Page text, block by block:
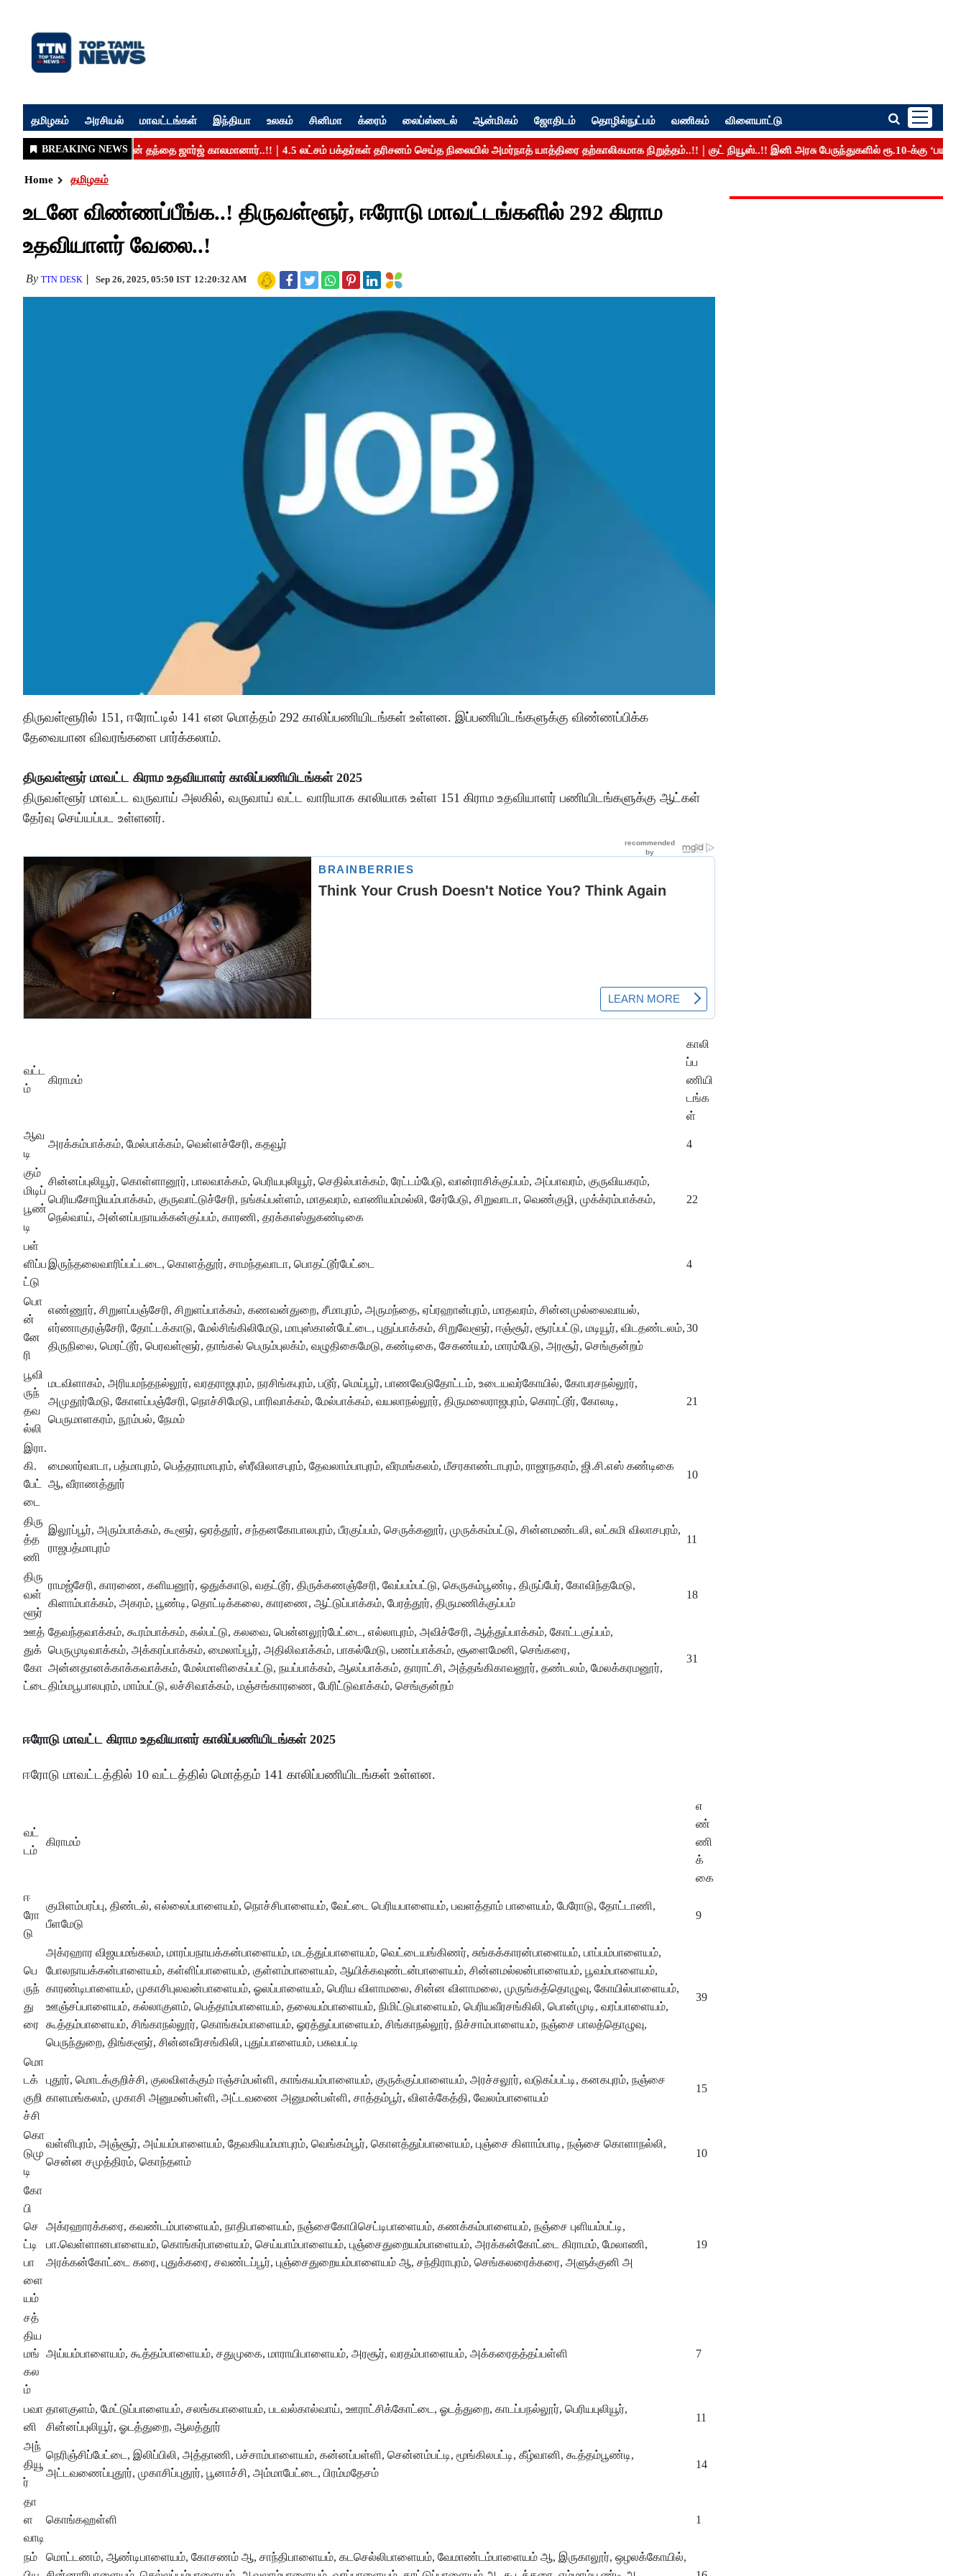
தமிழகம் அரசியல் மாவட்டங்கள் இந்தியா உலகம் சினிமா க்ரைம் லைப்ஸ்டைல் ஆன்மிகம் ஜோதிடம் தொழில்நுட்பம் வணிகம் விளையாட்டு
Home தமிழகம்
உடனே விண்ணப்பீங்க..! திருவள்ளூர், ஈரோடு மாவட்டங்களில் 292 கிராம
உதவியாளர் வேலை..!
By TTN DESK Sep 26, 2025, 05:50 IST 12:20:32 AM
திருவள்ளூரில் 151, ஈரோட்டில் 141 என மொத்தம் 292 காலிப்பணியிடங்கள் உள்ளன. இப்பணியிடங்களுக்கு விண்ணப்பிக்க
தேவையான விவரங்களை பார்க்கலாம்.
திருவள்ளூர் மாவட்ட கிராம உதவியாளர் காலிப்பணியிடங்கள் 2025
திருவள்ளூர் மாவட்ட வருவாய் அலகில், வருவாய் வட்ட வாரியாக காலியாக உள்ள 151 கிராம உதவியாளர் பணியிடங்களுக்கு ஆட்கள்
தேர்வு செய்யப்பட உள்ளனர்.
வட்ட
ம்
கிராமம்
காலி
ப்ப
ணியி
டங்க
ள்
ஆவ
டி
அரக்கம்பாக்கம், மேல்பாக்கம், வெள்ளச்சேரி, கதவூர் 4
கும்
மிடிப்
பூண்
டி
சின்னப்புலியூர், கொள்ளானூர், பாலவாக்கம், பெரியபுலியூர், செதில்பாக்கம், ரேட்டம்பேடு, வான்ராசிக்குப்பம், அப்பாவரம், குருவியகரம்,
பெரியசோழியம்பாக்கம், குருவாட்டுச்சேரி, நங்கப்பள்ளம், மாதவரம், வாணியம்மல்லி, சேர்பேடு, சிறுவாடா, வெண்குழி, முக்க்ரம்பாக்கம்,
நெல்வாய், அன்னப்பநாயக்கன்குப்பம், காரணி, தரக்காஸ்துகண்டிகை
22
பள்
ளிப்ப
ட்டு
இருந்தலைவாரிப்பட்டடை, கொளத்தூர், சாமந்தவாடா, பொதட்டூர்பேட்டை 4
பொ
ன்
னே
ரி
எண்ணூர், சிறுளப்பஞ்சேரி, சிறுளப்பாக்கம், கணவன்துறை, சீமாபுரம், அருமந்தை, ஏப்ரஹான்புரம், மாதவரம், சின்னமுல்லைவாயல்,
எர்ணாகுரஞ்சேரி, தோட்டக்காடு, மேல்சிங்கிலிமேடு, மாபுஸ்கான்பேட்டை, புதுப்பாக்கம், சிறுவேளூர், ஈஞ்சூர், சூரப்பட்டு, மடியூர், விடதண்டலம்,
திருநிலை, மெரட்டூர், பெரவள்ளூர், தாங்கல் பெரும்புலக்ம், வழுதிகைமேடு, கண்டிகை, சேகண்யம், மாரம்பேடு, அரசூர், செங்குன்றம்
30
பூவி
ருந்
தவ
ல்லி
மடவிளாகம், அரியமந்தநல்லூர், வரதராஜபுரம், நரசிங்கபுரம், படூர், மெய்பூர், பாணவேடுதோட்டம், உடையவர்கோயில், கோபரசநல்லூர்,
அமுதூர்மேடு, கோளப்பஞ்சேரி, நொச்சிமேடு, பாரிவாக்கம், மேல்பாக்கம், வயலாநல்லூர், திருமலைராஜபுரம், கொரட்டூர், கோலடி,
பெருமாளகரம், நூம்பல், நேமம்
21
இரா.
கி.
பேட்
டை
மைலார்வாடா, பத்மாபுரம், பெத்தராமாபுரம், ஸ்ரீவிலாசபுரம், தேவலாம்பாபுரம், வீரமங்கலம், மீசரகாண்டாபுரம், ராஜாநகரம், ஜி.சி.எஸ் கண்டிகை
ஆ, வீராணத்தூர்
10
திரு
த்த
ணி
இலூப்பூர், அரும்பாக்கம், கூளூர், ஒரத்தூர், சந்தனகோபாலபுரம், பீரகுப்பம், செருக்கனூர், முருக்கம்பட்டு, சின்னமண்டலி, லட்சுமி விலாசபுரம்,
ராஜபத்மாபுரம்
11
திரு
வள்
ளூர்
ராமஜ்சேரி, காரணை, களியனூர், ஒதுக்காடு, வதட்டூர், திருக்கணஞ்சேரி, வேப்பம்பட்டு, கெருகம்பூண்டி, திருப்பேர், கோவிந்தமேடு,
கிளாம்பாக்கம், அகரம், பூண்டி, தொட்டிக்கலை, காரணை, ஆட்டுப்பாக்கம், பேரத்தூர், திருமணிக்குப்பம்
18
ஊத்
துக்
கோ
ட்டை
தேவந்தவாக்கம், கூரம்பாக்கம், கல்பட்டு, கலவை, பென்னலூர்பேட்டை, எல்லாபுரம், அவிச்சேரி, ஆத்துப்பாக்கம், கோட்டகுப்பம்,
பெருமுடிவாக்கம், அக்கரப்பாக்கம், மைலாப்பூர், அதிலிவாக்கம், பாகல்மேடு, பணப்பாக்கம், சூளைமேனி, செங்கரை,
அன்னதானக்காக்கவாக்கம், மேல்மாளிகைப்பட்டு, நயப்பாக்கம், ஆலப்பாக்கம், தாராட்சி, அத்தங்கிகாவனூர், தண்டலம், மேலக்கரமனூர்,
திம்மபூபாலபுரம், மாம்பட்டு, லச்சிவாக்கம், மஞ்சங்காரணை, பேரிட்டுவாக்கம், செங்குன்றம்
31
ஈரோடு மாவட்ட கிராம உதவியாளர் காலிப்பணியிடங்கள் 2025
ஈரோடு மாவட்டத்தில் 10 வட்டத்தில் மொத்தம் 141 காலிப்பணியிடங்கள் உள்ளன.
வட்
டம்
கிராமம்
எ
ண்
ணி
க்
கை
ஈ
ரோ
டு
குமிளம்பரப்பு, திண்டல், எல்லைப்பாளையம், நொச்சிபாளையம், வேட்டை பெரியபாளையம், பவளத்தாம் பாளையம், பேரோடு, தோட்டாணி,
பீளமேடு
9
பெ
ருந்
து
ரை
அக்ரஹார விஜயமங்கலம், மாரப்பநாயக்கன்பாளையம், மடத்துப்பாளையம், வெட்டையங்கிணர், சுங்கக்காரன்பாளையம், பாப்பம்பாளையம்,
போலநாயக்கன்பாளையம், கள்ளிப்பாளையம், குள்ளம்பாளையம், ஆயிக்கவுண்டன்பாளையம், சின்னமல்லன்பாளையம், பூவம்பாளையம்,
காரண்டிபாளையம், முகாசிபுலவன்பாளையம், ஓலப்பாளையம், பெரிய விளாமலை, சின்ன விளாமலை, முருங்கத்தொழுவு, கோயில்பாளையம்,
ஊஞ்சப்பாளையம், கல்லாகுளம், பெத்தாம்பாளையம், தலையம்பாளையம், நிமிட்டுபாளையம், பெரியவீரசங்கிலி, பொன்முடி, வரப்பாளையம்,
கூத்தம்பாளையம், சிங்காநல்லூர், கொங்கம்பாளையம், ஓரத்துப்பாளையம், சிங்காநல்லூர், நிச்சாம்பாளையம், நஞ்சை பாலத்தொழுவு,
பெருந்துறை, திங்களூர், சின்னவீரசங்கிலி, புதுப்பாளையம், பசுவபட்டி
39
மொ
டக்
குறி
ச்சி
புதூர், மொடக்குறிச்சி, குலவிளக்கும் ஈஞ்சம்பள்ளி, காங்கயம்பாளையம், குருக்குப்பாளையம், அரச்சலூர், வடுகப்பட்டி, கனகபுரம், நஞ்சை
காளமங்கலம், முகாசி அனுமன்பள்ளி, அட்டவணை அனுமன்பள்ளி, சாத்தம்பூர், விளக்கேத்தி, வேலம்பாளையம்
15
கொ
டுமு
டி
வள்ளிபுரம், அஞ்சூர், அய்யம்பாளையம், தேவகியம்மாபுரம், வெங்கம்பூர், கொளத்துப்பாளையம், புஞ்சை கிளாம்பாடி, நஞ்சை கொளாநல்லி,
சென்ன சமுத்திரம், கொந்தளம்
10
கோ
பி
செ
ட்டி
பா
ளை
யம்
அக்ரஹாரக்கரை, கவண்டம்பாளையம், நாதிபாளையம், நஞ்சைகோபிசெட்டிபாளையம், கணக்கம்பாளையம், நஞ்சை புளியம்பட்டி,
பா.வெள்ளானபாளையம், கொங்கர்பாளையம், செய்யாம்பாளையம், புஞ்சைதுறையம்பாளையம், அரக்கன்கோட்டை கிராமம், மேலாணி,
அரக்கன்கோட்டை கரை, புதுக்கரை, சவண்டப்பூர், புஞ்சைதுறையம்பாளையம் ஆ, சந்திராபுரம், செங்கலரைக்கரை, அளுக்குனி அ
19
சத்
திய
மங்
கல
ம்
அய்யம்பாளையம், கூத்தம்பாளையம், சதுமுகை, மாராயிபாளையம், அரசூர், வரதம்பாளையம், அக்கரைதத்தப்பள்ளி 7
பவா
னி
தாளகுளம், மேட்டுப்பாளையம், சலங்கபாளையம், படவல்கால்வாய், ஊராட்சிக்கோட்டை, ஓடத்துறை, காடப்பநல்லூர், பெரியபுலியூர்,
சின்னப்புலியூர், ஓடத்துறை, ஆலத்தூர்
11
அந்
தியூ
ர்
நெரிஞ்சிப்பேட்டை, இலிப்பிலி, அத்தாணி, பச்சாம்பாளையம், கன்னப்பள்ளி, சென்னம்பட்டி, மூங்கிலபட்டி, கீழ்வானி, கூத்தம்பூண்டி,
அட்டவணைப்புதூர், முகாசிப்புதூர், பூனாச்சி, அம்மாபேட்டை, பிரம்மதேசம்
14
தா
ள
வாடி
கொங்கஹள்ளி 1
நம்
மொட்டணம், ஆண்டிபாளையம், கோசணம் ஆ, சாந்திபாளையம், கடசெல்லிபாளையம், வேமாண்டம்பாளையம் ஆ, இருகாலூர், ஒழலக்கோயில்,